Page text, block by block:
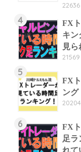
4
FX
キン
見
5
FX
ング
6
FX
足ラ